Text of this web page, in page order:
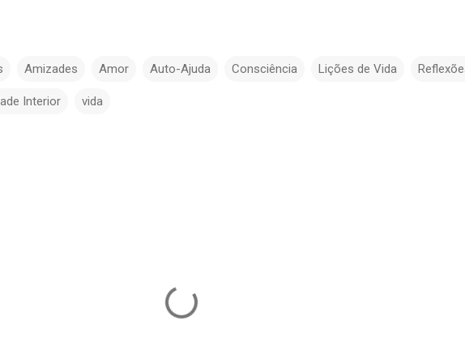
Amizades Amor Auto-Ajuda Consciência Lições de Vida
Interior vida